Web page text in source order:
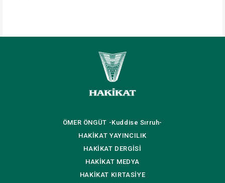
ÖMER ÖNGÜT -Kuddise Sırruh-
HAKİKAT YAYINCILIK
HAKİKAT DERGİSİ
HAKİKAT MEDYA
HAKİKAT KIRTASİYE